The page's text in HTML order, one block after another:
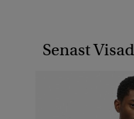
Senast Visad